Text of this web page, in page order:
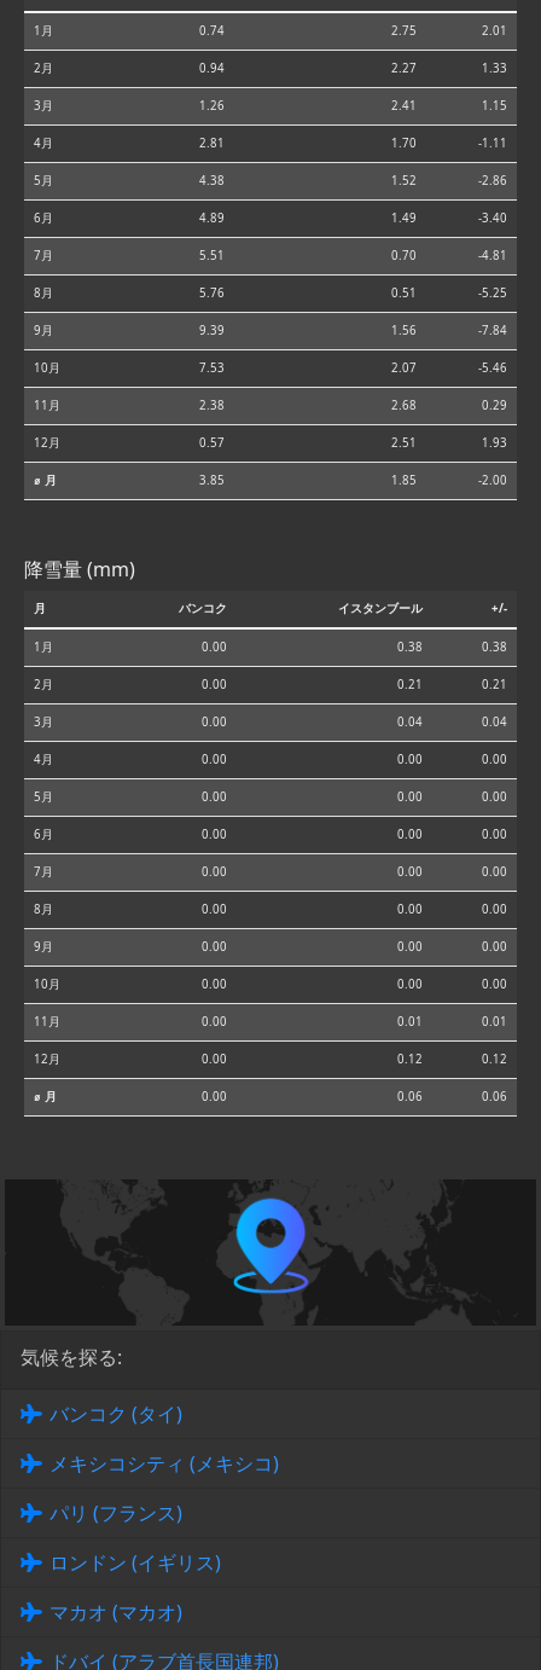
1月 0.74 2.75 2.01
2月 0.94 2.27 1.33
3月 1.26 2.41 1.15
4月 2.81 1.70 -1.11
5月 4.38 1.52 -2.86
6月 4.89 1.49 -3.40
7月 5.51 0.70 -4.81
8月 5.76 0.51 -5.25
9月 9.39 1.56 -7.84
10月 7.53 2.07 -5.46
11月 2.38 2.68 0.29
12月 0.57 2.51 1.93
⌀ 月 3.85 1.85 -2.00
降雪量 (mm)
月 バンコク イスタンブール +/-
1月 0.00 0.38 0.38
2月 0.00 0.21 0.21
3月 0.00 0.04 0.04
4月 0.00 0.00 0.00
5月 0.00 0.00 0.00
6月 0.00 0.00 0.00
7月 0.00 0.00 0.00
8月 0.00 0.00 0.00
9月 0.00 0.00 0.00
10月 0.00 0.00 0.00
11月 0.00 0.01 0.01
12月 0.00 0.12 0.12
⌀ 月 0.00 0.06 0.06
気候を探る:
バンコク (タイ)
メキシコシティ (メキシコ)
パリ (フランス)
ロンドン (イギリス)
マカオ (マカオ)
ドバイ (アラブ首長国連邦)